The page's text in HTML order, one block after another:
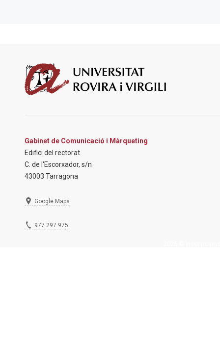
Gabinet de Comunicació i Màrqueting
Edifici del rectorat
C. de l'Escorxador, s/n
43003 Tarragona
Google Maps
977 297 975